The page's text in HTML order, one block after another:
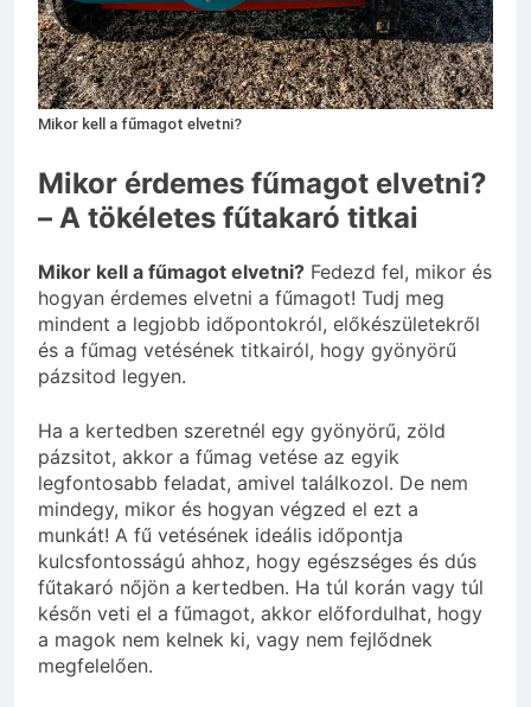
3 Nap Ezelőtt
Mikor kell a fűmagot elvetni?
Mikor érdemes fűmagot elvetni?
– A tökéletes fűtakaró titkai
Mikor kell a fűmagot elvetni? Fedezd fel, mikor és
hogyan érdemes elvetni a fűmagot! Tudj meg
mindent a legjobb időpontokról, előkészületekről
és a fűmag vetésének titkairól, hogy gyönyörű
pázsitod legyen.
Ha a kertedben szeretnél egy gyönyörű, zöld
pázsitot, akkor a fűmag vetése az egyik
legfontosabb feladat, amivel találkozol. De nem
mindegy, mikor és hogyan végzed el ezt a
munkát! A fű vetésének ideális időpontja
kulcsfontosságú ahhoz, hogy egészséges és dús
fűtakaró nőjön a kertedben. Ha túl korán vagy túl
későn veti el a fűmagot, akkor előfordulhat, hogy
a magok nem kelnek ki, vagy nem fejlődnek
megfelelően.